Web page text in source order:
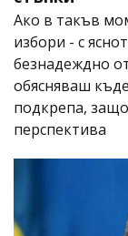
Ако в такъв
избори - с
безнадеждно
обясняваш
подкрепа,
перспектива